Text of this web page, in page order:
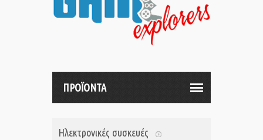
μου
ΠΡΟΪΟΝΤΑ
Ηλεκτρονικές συσκευές